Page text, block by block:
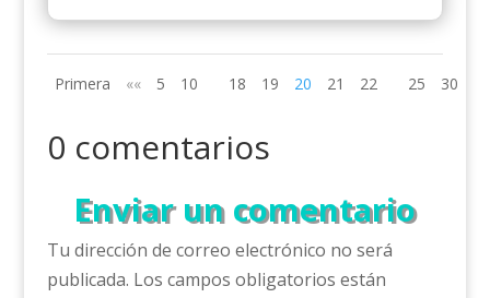
Primera «« 5 10 18 19 20 21 22 25 30
0 comentarios
Enviar un comentario
Tu dirección de correo electrónico no será
publicada. Los campos obligatorios están